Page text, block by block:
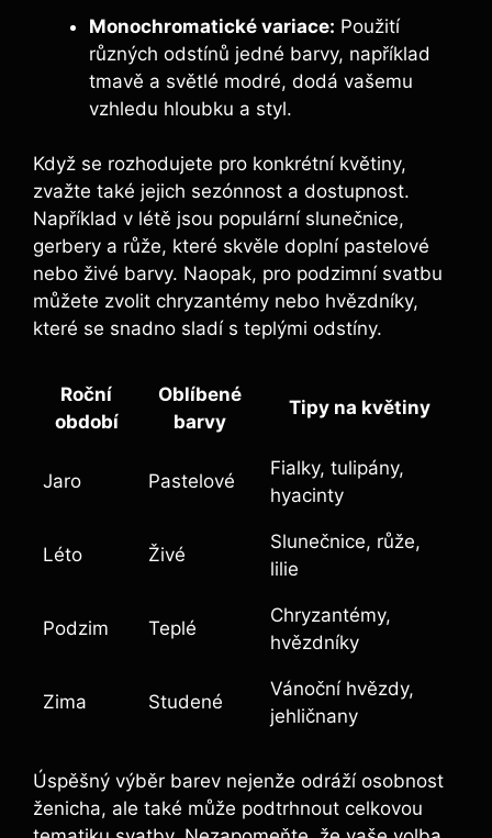
Monochromatické variace: Použití
různých odstínů jedné barvy, například
tmavě a světlé modré, dodá vašemu
vzhledu hloubku a styl.
Když se rozhodujete pro konkrétní květiny,
zvažte také jejich sezónnost a dostupnost.
Například v létě jsou populární slunečnice,
gerbery a růže, které skvěle doplní pastelové
nebo živé barvy. Naopak, pro podzimní svatbu
můžete zvolit chryzantémy nebo hvězdníky,
které se snadno sladí s teplými odstíny.
Roční
období
Oblíbené
barvy
Tipy na květiny
Jaro Pastelové
Fialky, tulipány,
hyacinty
Léto Živé
Slunečnice, růže,
lilie
Podzim Teplé
Chryzantémy,
hvězdníky
Zima Studené
Vánoční hvězdy,
jehličnany
Úspěšný výběr barev nejenže odráží osobnost
ženicha, ale také může podtrhnout celkovou